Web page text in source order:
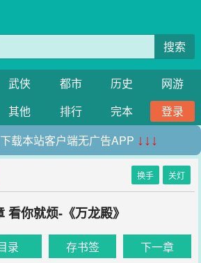
搜索
武侠 都市 历史
网游
其他 排行 完本
登录
载本站客户端无广告APP ↓↓↓
换手 关灯
看你就烦-《万龙殿》
录 存书签 下一章